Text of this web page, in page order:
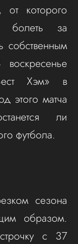
которого
болеть за
собственным
Хэм» в
этого матча
ли
футбола.
сезона
образом.
с 37